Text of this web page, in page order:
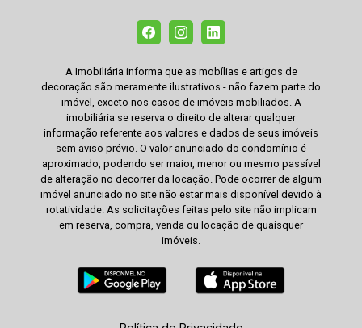
A Imobiliária informa que as mobílias e artigos de
decoração são meramente ilustrativos - não fazem parte do
imóvel, exceto nos casos de imóveis mobiliados. A
imobiliária se reserva o direito de alterar qualquer
informação referente aos valores e dados de seus imóveis
sem aviso prévio. O valor anunciado do condomínio é
aproximado, podendo ser maior, menor ou mesmo passível
de alteração no decorrer da locação. Pode ocorrer de algum
imóvel anunciado no site não estar mais disponível devido à
rotatividade. As solicitações feitas pelo site não implicam
em reserva, compra, venda ou locação de quaisquer
imóveis.